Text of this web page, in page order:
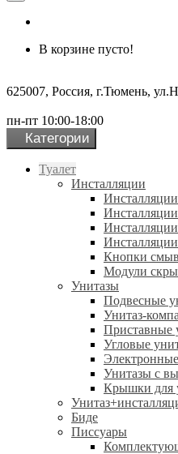
В корзине пусто!
625007, Россия, г.Тюмень,
пн-пт 10:00-18:00
Категории
Туалет
Инсталляции
Кнопки
Модули
Унитазы
Подвесные
Унитаз-
Приставные
Угловые
Унитазы с
Крышки для
Биде
Писсуары